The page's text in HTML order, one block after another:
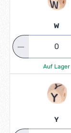
W
Auf Lager
Y